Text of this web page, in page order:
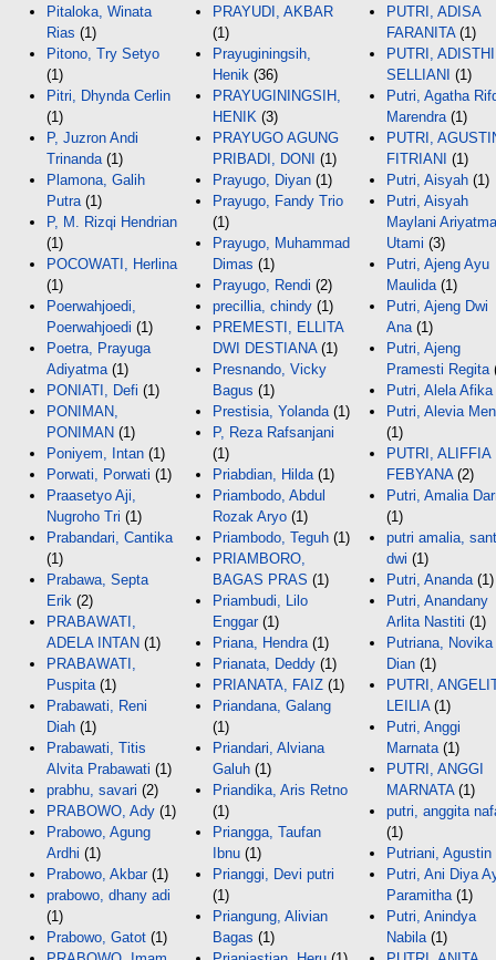
Pitaloka, Winata
Rias (1)
Pitono, Try Setyo
(1)
Pitri, Dhynda Cerlin
(1)
P, Juzron Andi
Trinanda (1)
Plamona, Galih
Putra (1)
P, M. Rizqi Hendrian
(1)
POCOWATI, Herlina
(1)
Poerwahjoedi,
Poerwahjoedi (1)
Poetra, Prayuga
Adiyatma (1)
PONIATI, Defi (1)
PONIMAN,
PONIMAN (1)
Poniyem, Intan (1)
Porwati, Porwati (1)
Praasetyo Aji,
Nugroho Tri (1)
Prabandari, Cantika
(1)
Prabawa, Septa
Erik (2)
PRABAWATI,
ADELA INTAN (1)
PRABAWATI,
Puspita (1)
Prabawati, Reni
Diah (1)
Prabawati, Titis
Alvita Prabawati (1)
prabhu, savari (2)
PRABOWO, Ady (1)
Prabowo, Agung
Ardhi (1)
Prabowo, Akbar(1)
prabowo, dhany adi
(1)
Prabowo, Gatot (1)
PRAYUDI, AKBAR
(1)
Prayuginingsih,
Henik (36)
PRAYUGININGSIH,
HENIK (3)
PRAYUGO AGUNG
PRIBADI, DONI (1)
Prayugo, Diyan (1)
Prayugo, Fandy Trio
(1)
Prayugo, Muhammad
Dimas (1)
Prayugo, Rendi (2)
precillia, chindy (1)
PREMESTI, ELLITA
DWI DESTIANA(1)
Presnando, Vicky
Bagus (1)
Prestisia, Yolanda (1)
P, Reza Rafsanjani
(1)
Priabdian, Hilda (1)
Priambodo, Abdul
Rozak Aryo (1)
Priambodo, Teguh (1)
PRIAMBORO,
BAGAS PRAS (1)
Priambudi, Lilo
Enggar(1)
Priana, Hendra (1)
Prianata, Deddy (1)
PRIANATA, FAIZ (1)
Priandana, Galang
(1)
Priandari, Alviana
Galuh (1)
Priandika, Aris Retno
(1)
Priangga, Taufan
Ibnu (1)
Prianggi, Devi putri
(1)
Priangung, Alivian
Bagas (1)
PUTRI, ADISA
FARANITA(1)
PUTRI, ADISTHI
SELLIANI (1)
Putri, Agatha
Marendra (1)
PUTRI,
FITRIANI (1)
Putri, Aisyah (1)
Putri, Aisyah
Maylani Ariyatma
Utami (3)
Putri, Ajeng Ayu
Maulida (1)
Putri, Ajeng Dwi
Ana (1)
Putri, Ajeng
Pramesti Regita
Putri, Alela Afika
Putri, Alevia
(1)
PUTRI, ALIFFIA
FEBYANA(2)
Putri, Amalia
(1)
putri amalia,
dwi (1)
Putri, Ananda (1)
Putri, Anandany
Arlita Nastiti (1)
Putriana, Novika
Dian (1)
PUTRI,
LEILIA(1)
Putri, Anggi
Marnata (1)
PUTRI, ANGGI
MARNATA(1)
putri, anggita
(1)
Putriani, Agustin
Putri, Ani Diya
Paramitha (1)
Putri, Anindya
Nabila (1)